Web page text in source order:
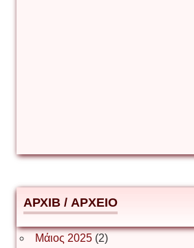
Δημήτριος Ζακοντινός
ΕΥΑΓΓΕΛΟΣ ΜΩΚΟΣ
АРХІВ / ΑΡΧΕΙΟ
Μάιος 2025(2)